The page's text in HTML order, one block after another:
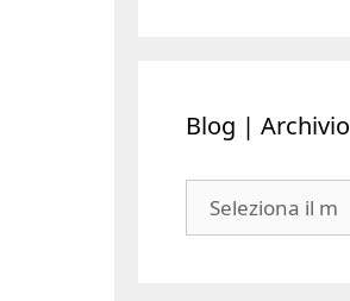
Blog | Archivio